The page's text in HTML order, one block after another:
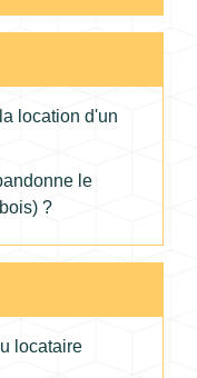
location d'un
le
?
locataire